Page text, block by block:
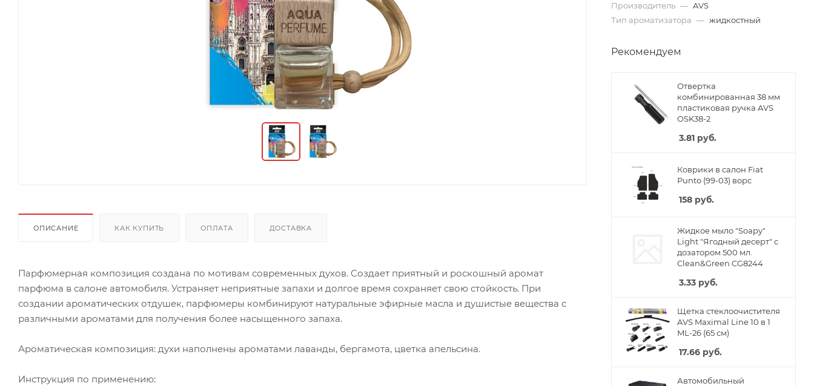
ОПИСАНИЕ КАК КУПИТЬ ОПЛАТА ДОСТАВКА
Парфюмерная композиция создана по мотивам современных духов. Создает приятный и роскошный аромат
парфюма в салоне автомобиля. Устраняет неприятные запахи и долгое время сохраняет свою стойкость. При
создании ароматических отдушек, парфюмеры комбинируют натуральные эфирные масла и душистые вещества с
различными ароматами для получения более насыщенного запаха.
Ароматическая композиция: духи наполнены ароматами лаванды, бергамота, цветка апельсина.
Инструкция по применению:
Производитель — AVS
Тип ароматизатора — жидкостный
Рекомендуем
Отвертка
комбинированная 38 мм
пластиковая ручка AVS
OSK38-2
3.81 руб.
Коврики в салон Fiat
Punto (99-03) ворс
158 руб.
Жидкое мыло "Soapy"
Light "Ягодный десерт" с
дозатором 500 мл.
Clean&Green CG8244
3.33 руб.
Щетка стеклоочистителя
AVS Maximal Line 10 в 1
ML-26 (65 см)
17.66 руб.
Автомобильный